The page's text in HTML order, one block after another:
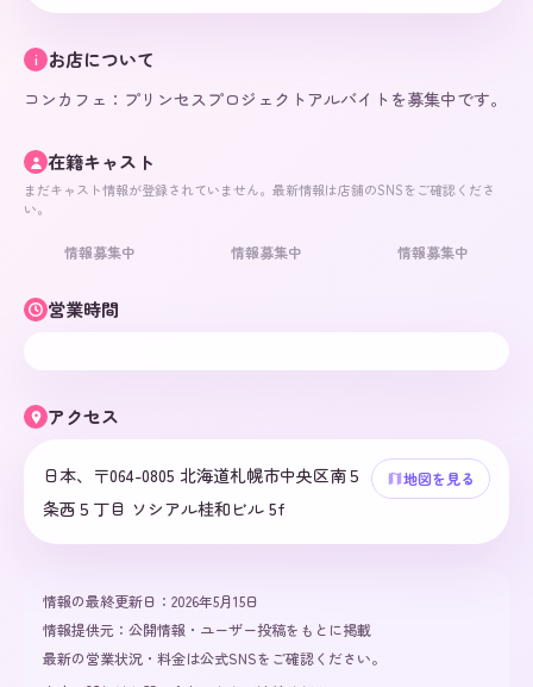
i お店について
コンカフェ：プリンセスプロジェクトアルバイトを募集中です。
在籍キャスト
まだキャスト情報が登録されていません。最新情報は店舗のSNSをご確認くださ
い。
情報募集中 情報募集中 情報募集中
営業時間
アクセス
日本、〒064-0805 北海道札幌市中央区南５
条西５丁目 ソシアル桂和ビル 5f
地図を見る
情報の最終更新日： 2026年5月15日
情報提供元： 公開情報・ユーザー投稿をもとに掲載
最新の営業状況・料金は公式SNSをご確認ください。